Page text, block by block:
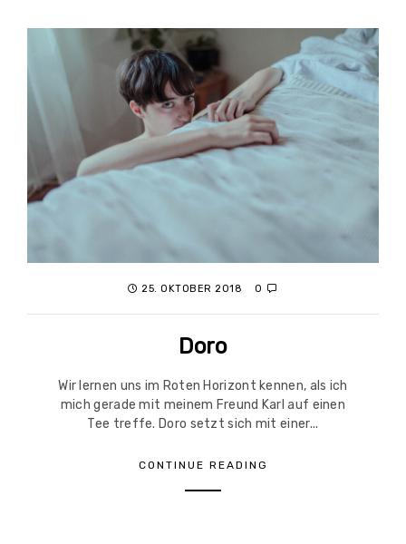
25. OKTOBER 2018 0
Doro
Wir lernen uns im Roten Horizont kennen, als ich
mich gerade mit meinem Freund Karl auf einen
Tee treffe. Doro setzt sich mit einer...
CONTINUE READING